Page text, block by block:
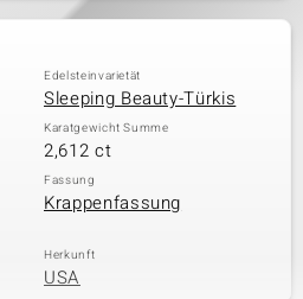
Edelsteinvarietät
Sleeping Beauty-Türkis
Karatgewicht Summe
2,612 ct
Fassung
Krappenfassung
Herkunft
USA